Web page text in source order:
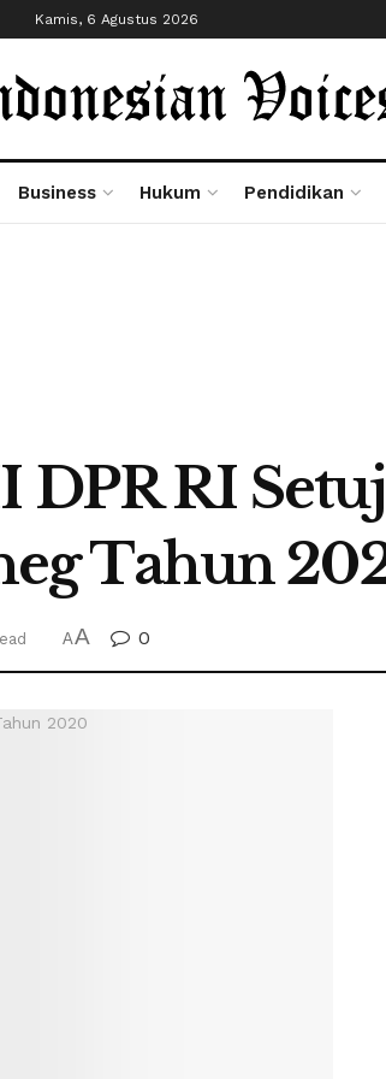
Kamis, 6 Agustus 2026
Business Hukum Pendidikan
DPR RI
Tahun
AA 0